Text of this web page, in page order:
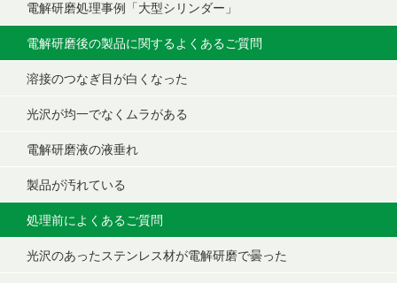
電解研磨処理事例「大型シリンダー」
電解研磨後の製品に関するよくあるご質問
溶接のつなぎ目が白くなった
光沢が均一でなくムラがある
電解研磨液の液垂れ
製品が汚れている
処理前によくあるご質問
光沢のあったステンレス材が電解研磨で曇った